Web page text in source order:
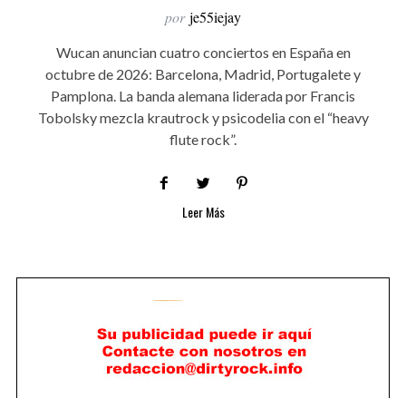
por je55iejay
Wucan anuncian cuatro conciertos en España en
octubre de 2026: Barcelona, Madrid, Portugalete y
Pamplona. La banda alemana liderada por Francis
Tobolsky mezcla krautrock y psicodelia con el “heavy
flute rock”.
Leer Más